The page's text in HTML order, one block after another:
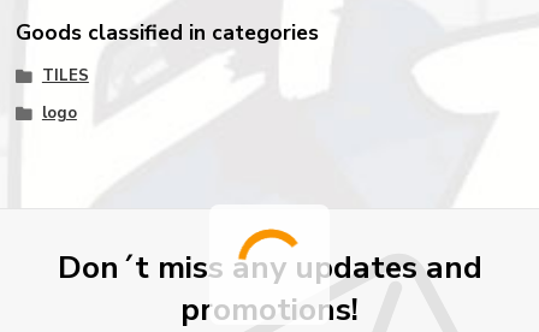
Goods classified in categories
TILES
logo
Don´t miss any updates and
promotions!